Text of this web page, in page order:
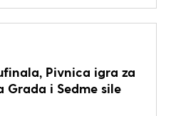
Pivnica igra za
Grada i Sedme sile